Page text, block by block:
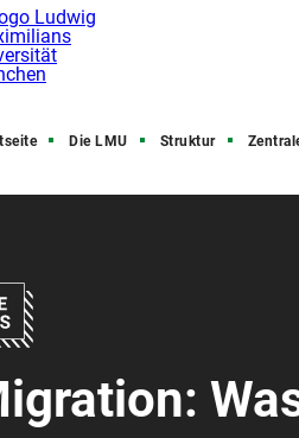
Die LMU Struktur Zentrale